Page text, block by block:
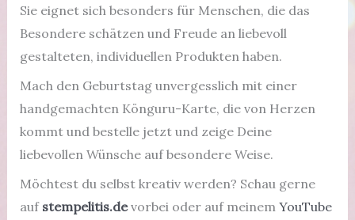
Sie eignet sich besonders für Menschen, die das
Besondere schätzen und Freude an liebevoll
gestalteten, individuellen Produkten haben.
Mach den Geburtstag unvergesslich mit einer
handgemachten Könguru-Karte, die von Herzen
kommt und bestelle jetzt und zeige Deine
liebevollen Wünsche auf besondere Weise.
Möchtest du selbst kreativ werden? Schau gerne
auf stempelitis.devorbei oder auf meinem YouTube